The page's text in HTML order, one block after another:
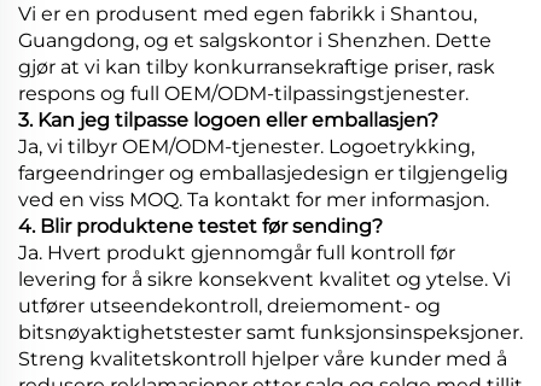
Vi er en produsent med egen fabrikk i Shantou,
Guangdong, og et salgskontor i Shenzhen. Dette
gjør at vi kan tilby konkurransekraftige priser, rask
respons og full OEM/ODM-tilpassingstjenester.
3. Kan jeg tilpasse logoen eller emballasjen?
Ja, vi tilbyr OEM/ODM-tjenester. Logoetrykking,
fargeendringer og emballasjedesign er tilgjengelig
ved en viss MOQ. Ta kontakt for mer informasjon.
4. Blir produktene testet før sending?
Ja. Hvert produkt gjennomgår full kontroll før
levering for å sikre konsekvent kvalitet og ytelse. Vi
utfører utseendekontroll, dreiemoment- og
bitsnøyaktighetstester samt funksjonsinspeksjoner.
Streng kvalitetskontroll hjelper våre kunder med å